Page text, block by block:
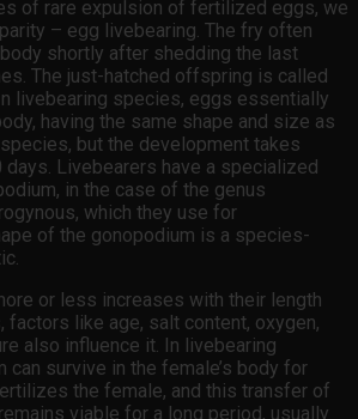
of rare expulsion of fertilized eggs, we
– egg livebearing. The fry often
shortly after shedding the last
The just-hatched offspring is called
livebearing species, eggs essentially
having the same shape and size as
but the development takes
days. Livebearers have a specialized
in the case of the genus
which they use for
of the gonopodium is a species-
or less increases with their length
factors like age, salt content, oxygen,
also influence it. In livebearing
can survive in the female’s body for
the female, and this transfer of
viable for a long period, usually